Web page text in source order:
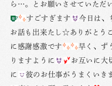
ら…。とお願いさせていただ
すごすぎます
今日は、
お話も出来たし☆ありがとう
に感謝感激です
早く、ず
りますように
お互いに大
に
彼のお仕事がうまくいき